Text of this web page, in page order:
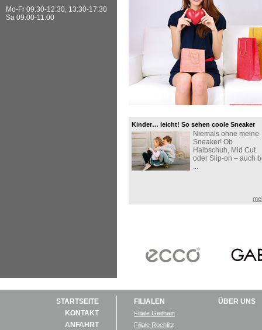
Mo-Fr 09:30-12:30, 13:30-17:30
Sa 09:00-11:00
Kinder… leicht! So sehen coole Sneaker
aus!
Niemals ohne meine
Sneaker! Ob
Halbschuh, Mid Cut
oder Slip-on – auch
...
STARTSEITE
KONTAKT
ANFAHRT
FILIALEN
Filiale Geithain
Filiale Rochlitz
ÜBER UNS